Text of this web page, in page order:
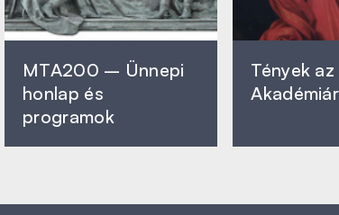
MTA200 – Ünnepi
honlap és
programok
Tények az